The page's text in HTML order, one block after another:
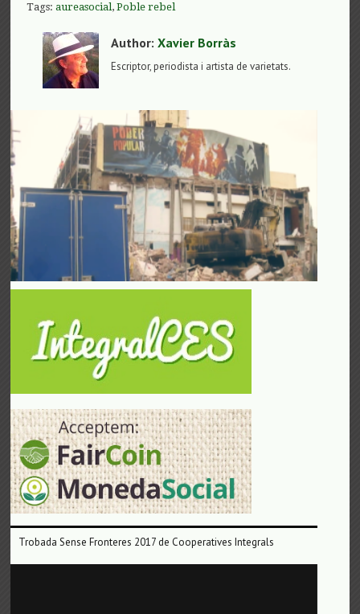
Tags:aureasocial,Poble rebel
Author:Xavier Borràs
Escriptor, periodista i artista de varietats.
Trobada Sense Fronteres 2017 de Cooperatives Integrals